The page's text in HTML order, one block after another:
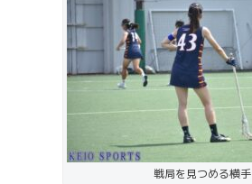
戦局を見つめる横手